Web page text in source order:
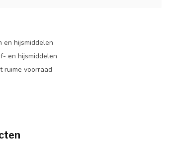
en hijsmiddelen
en hijsmiddelen
ruime voorraad